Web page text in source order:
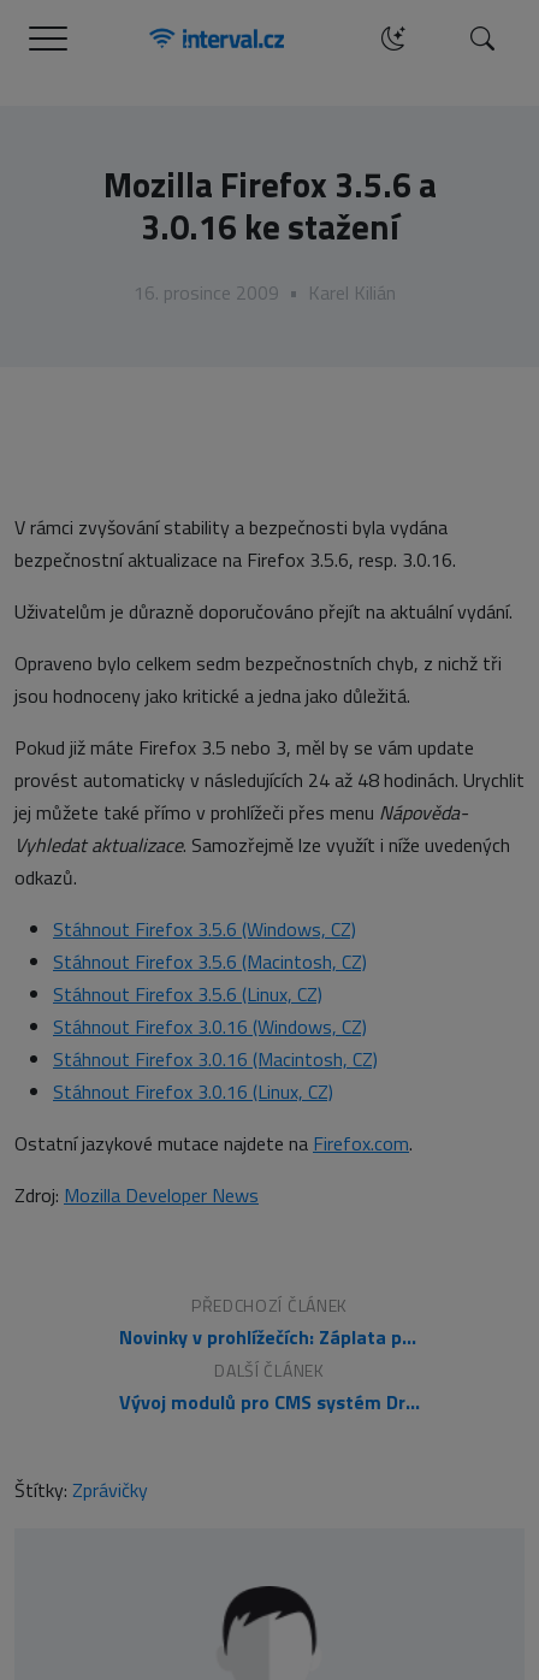
Menu Hledat
Mozilla Firefox 3.5.6 a
3.0.16 ke stažení
16. prosince 2009 • Karel Kilián
V rámci zvyšování stability a bezpečnosti byla vydána
bezpečnostní aktualizace na Firefox 3.5.6, resp. 3.0.16.
Uživatelům je důrazně doporučováno přejít na aktuální vydání.
Opraveno bylo celkem sedm bezpečnostních chyb, z nichž tři
jsou hodnoceny jako kritické a jedna jako důležitá.
Pokud již máte Firefox 3.5 nebo 3, měl by se vám update
provést automaticky v následujících 24 až 48 hodinách. Urychlit
jej můžete také přímo v prohlížeči přes menu Nápověda-
Vyhledat aktualizace. Samozřejmě lze využít i níže uvedených
odkazů.
Stáhnout Firefox 3.5.6 (Windows, CZ)
Stáhnout Firefox 3.5.6 (Macintosh, CZ)
Stáhnout Firefox 3.5.6 (Linux, CZ)
Stáhnout Firefox 3.0.16 (Windows, CZ)
Stáhnout Firefox 3.0.16 (Macintosh, CZ)
Stáhnout Firefox 3.0.16 (Linux, CZ)
Ostatní jazykové mutace najdete na Firefox.com.
Zdroj: Mozilla Developer News
PŘEDCHOZÍ ČLÁNEK
Novinky v prohlížečích: Záplata pro Explorer uvolněna
DALŠÍ ČLÁNEK
Vývoj modulů pro CMS systém Drupal 6.x (4. díl)
Štítky: Zprávičky